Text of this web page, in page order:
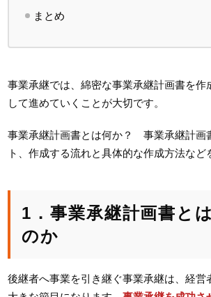
まとめ
事業承継では、綿密な事業承継計画書を作
して進めていくことが大切です。
事業承継計画書とは何か？ 事業承継計画
ト、作成する流れと具体的な作成方法など
1．事業承継計画書と
のか
後継者へ事業を引き継ぐ事業承継は、経営